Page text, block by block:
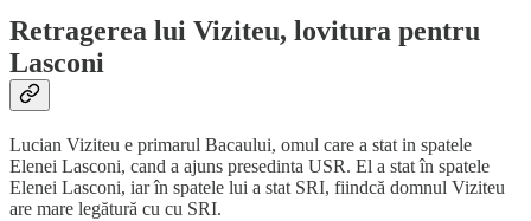
Retragerea lui Viziteu, lovitura pentru
Lasconi
Lucian Viziteu e primarul Bacaului, omul care a stat in spatele
Elenei Lasconi, cand a ajuns presedinta USR. El a stat în spatele
Elenei Lasconi, iar în spatele lui a stat SRI, fiindcă domnul Viziteu
are mare legătură cu cu SRI.